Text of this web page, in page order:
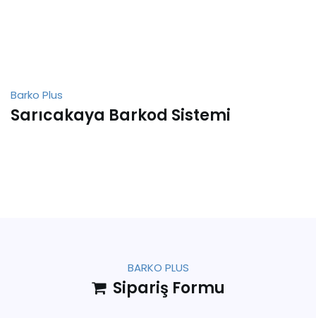
Barko Plus
Sarıcakaya Barkod Sistemi
BARKO PLUS
Sipariş Formu